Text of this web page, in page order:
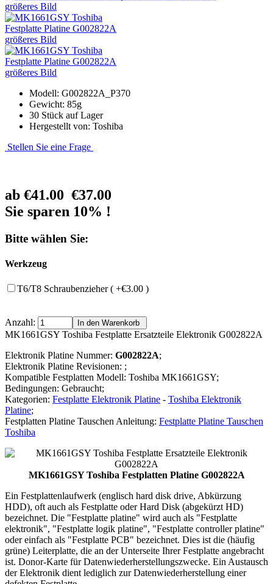
größeres Bild
größeres Bild
größeres Bild
Modell: G002822A_P370
Gewicht: 85g
30 Stück auf Lager
Hergestellt von: Toshiba
Stellen Sie eine Frage
ab €41.00 €37.00
Sie sparen 10% !
Bitte wählen Sie:
Werkzeug
T6/T8 Schraubenzieher ( +€3.00 )
Anzahl:
MK1661GSY Toshiba Festplatte Ersatzteile Elektronik G002822A
Elektronik Platine Nummer: G002822A;
Elektronik Platine Revisionen: ;
Kompatible Festplatten Modell: Toshiba MK1661GSY;
Bedingungen: Gebraucht;
Kategorien: Festplatte Elektronik Platine - Toshiba Elektronik
Platine;
Festplatten Platine Tauschen Anleitung: Festplatte Platine Tauschen
Toshiba
MK1661GSY Toshiba Festplatten Platine G002822A
Ein Festplattenlaufwerk (englisch hard disk drive, Abkürzung
HDD), oft auch als Festplatte oder Hard Disk (abgekürzt HD)
bezeichnet. Die "Festplatte platine" wird auch als "Festplatte
elektronik", "Festplatte logik platine", "Festplatte controller platine"
oder einfach als "Festplatte PCB" bezeichnet. Dies ist die (häufig
grüne) Leiterplatte, die an der Unterseite Ihrer Festplatte angebracht
ist. Donor-Karte für Datenwiederherstellungszwecke. Ein Austausch
der Elektronik dient lediglich zur Datenwiederherstellung einer